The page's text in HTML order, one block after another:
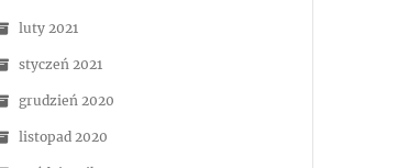
luty 2021
styczeń 2021
grudzień 2020
listopad 2020